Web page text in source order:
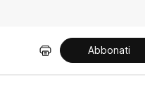
Abbonati